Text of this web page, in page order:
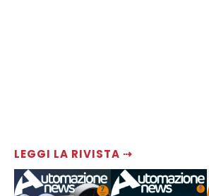
LEGGI LA RIVISTA ⇢